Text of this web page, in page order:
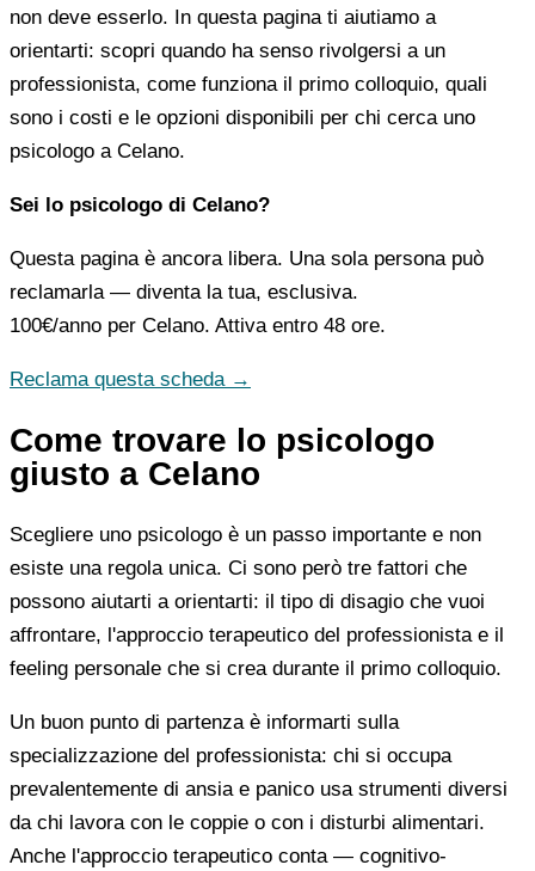
non deve esserlo. In questa pagina ti aiutiamo a
orientarti: scopri quando ha senso rivolgersi a un
professionista, come funziona il primo colloquio, quali
sono i costi e le opzioni disponibili per chi cerca uno
psicologo a Celano.
Sei lo psicologo di Celano?
Questa pagina è ancora libera. Una sola persona può
reclamarla — diventa la tua, esclusiva.
100€/anno per Celano. Attiva entro 48 ore.
Reclama questa scheda →
Come trovare lo psicologo
giusto a Celano
Scegliere uno psicologo è un passo importante e non
esiste una regola unica. Ci sono però tre fattori che
possono aiutarti a orientarti: il tipo di disagio che vuoi
affrontare, l'approccio terapeutico del professionista e il
feeling personale che si crea durante il primo colloquio.
Un buon punto di partenza è informarti sulla
specializzazione del professionista: chi si occupa
prevalentemente di ansia e panico usa strumenti diversi
da chi lavora con le coppie o con i disturbi alimentari.
Anche l'approccio terapeutico conta — cognitivo-